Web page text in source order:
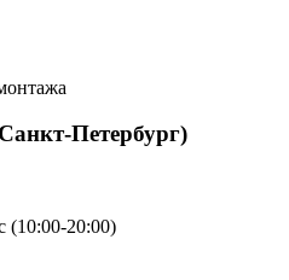
Петербург)
(10:00-20:00)